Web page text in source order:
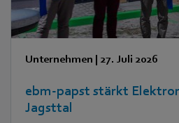
Unternehmen 27. Juli 2026
ebm‑papst stärkt
Jagsttal